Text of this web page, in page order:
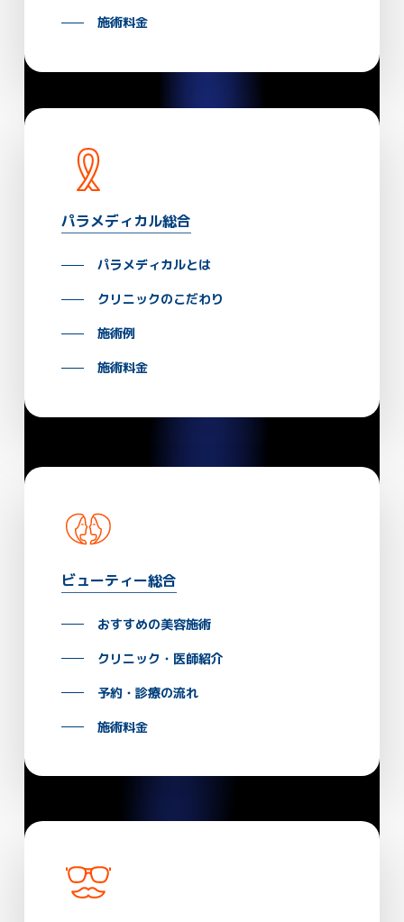
施術料金
パラメディカル総合
パラメディカルとは
クリニックのこだわり
施術例
施術料金
ビューティー総合
おすすめの美容施術
クリニック・医師紹介
予約・診療の流れ
施術料金